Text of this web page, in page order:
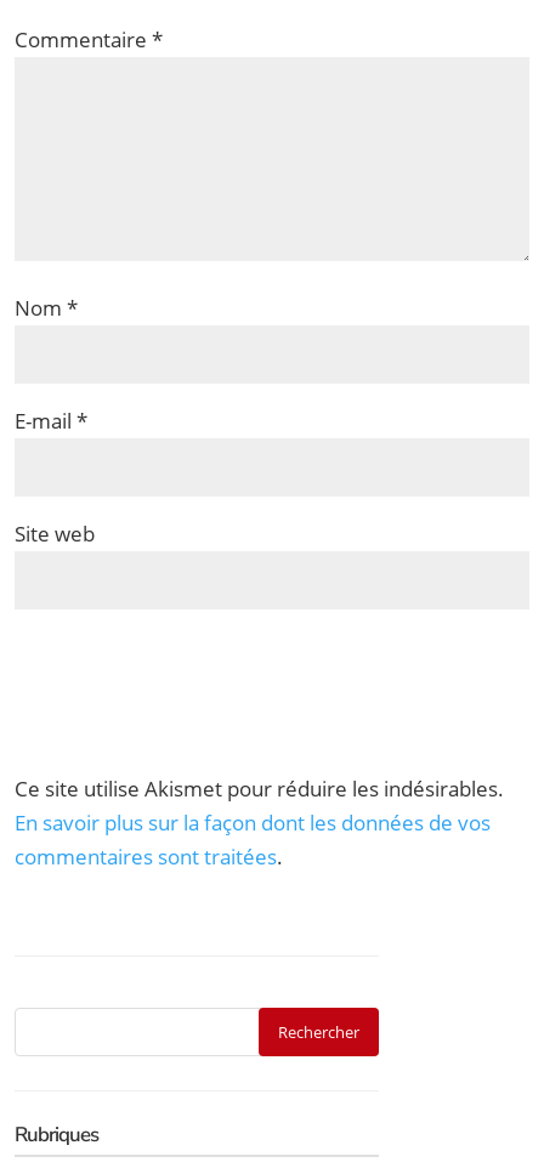
Commentaire *
Nom *
E-mail *
Site web
Ce site utilise Akismet pour réduire les indésirables.
En savoir plus sur la façon dont les données de vos
commentaires sont traitées.
Rubriques